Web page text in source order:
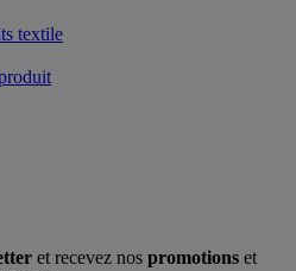
textile
et recevez nos promotions et